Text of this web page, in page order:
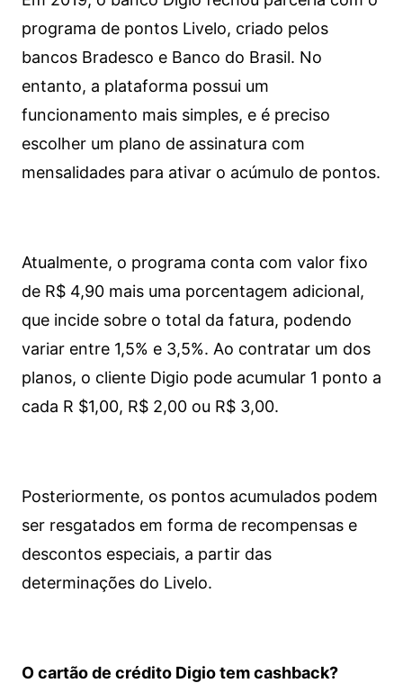
programa de pontos Livelo, criado pelos
bancos Bradesco e Banco do Brasil. No
entanto, a plataforma possui um
funcionamento mais simples, e é preciso
escolher um plano de assinatura com
mensalidades para ativar o acúmulo de pontos.
Atualmente, o programa conta com valor fixo
de R$ 4,90 mais uma porcentagem adicional,
que incide sobre o total da fatura, podendo
variar entre 1,5% e 3,5%. Ao contratar um dos
planos, o cliente Digio pode acumular 1 ponto a
cada R $1,00, R$ 2,00 ou R$ 3,00.
Posteriormente, os pontos acumulados podem
ser resgatados em forma de recompensas e
descontos especiais, a partir das
determinações do Livelo.
O cartão de crédito Digio tem cashback?